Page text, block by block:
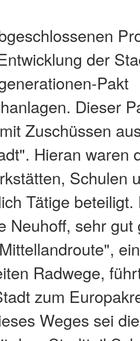
der
Pakt
Dieser
Zuschüssen
Hieran waren
Schulen
Tätige
Neuhoff, sehr gut
Radwege,
zum
Weges sei